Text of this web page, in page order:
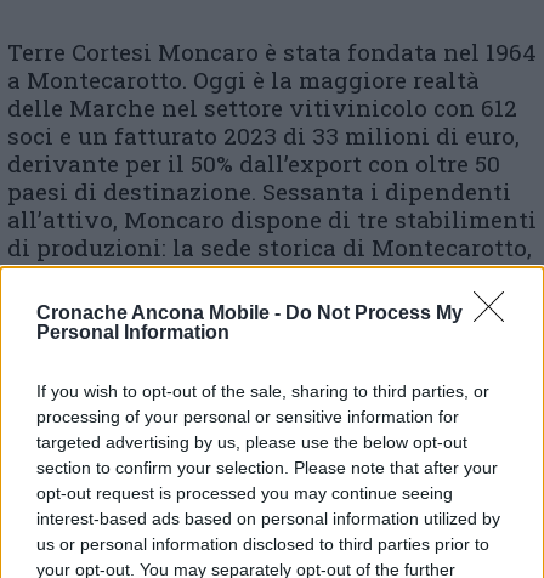
Cronache Ancona Mobile - Do Not Process My
Personal Information
If you wish to opt-out of the sale, sharing to third parties, or
processing of your personal or sensitive information for
targeted advertising by us, please use the below opt-out
section to confirm your selection. Please note that after your
opt-out request is processed you may continue seeing
interest-based ads based on personal information utilized by
us or personal information disclosed to third parties prior to
your opt-out. You may separately opt-out of the further
Terre Cortesi Moncaro è stata fondata nel 1964
a Montecarotto. Oggi è la maggiore realtà
delle Marche nel settore vitivinicolo con 612
soci e un fatturato 2023 di 33 milioni di euro,
derivante per il 50% dall’export con oltre 50
paesi di destinazione. Sessanta i dipendenti
all’attivo, Moncaro dispone di tre stabilimenti
di produzioni: la sede storica di Montecarotto,
e due stabilimenti, rispettivamente a
Camerano, alle pendici del Monte Conero e ad
Acquaviva. Moncaro gestisce anche due
vengono prodotti, affinati ed invecchiati i
vini tipici delle rispettive zone di produzione.
I punti di forza Moncaro sono rappresentati
dalla produzione dei vitigni autoctoni;
dall’utilizzo dei metodi di coltura biologica e
senza l’uso di sostanze di sintesi; la
classificazione dei vigneti in base alle loro